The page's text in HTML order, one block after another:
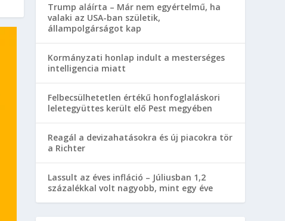
Trump aláírta – Már nem egyértelmű, ha
valaki az USA-ban születik,
állampolgárságot kap
Kormányzati honlap indult a mesterséges
intelligencia miatt
Felbecsülhetetlen értékű honfoglaláskori
leletegyüttes került elő Pest megyében
Reagál a devizahatásokra és új piacokra tör
a Richter
Lassult az éves infláció – Júliusban 1,2
százalékkal volt nagyobb, mint egy éve